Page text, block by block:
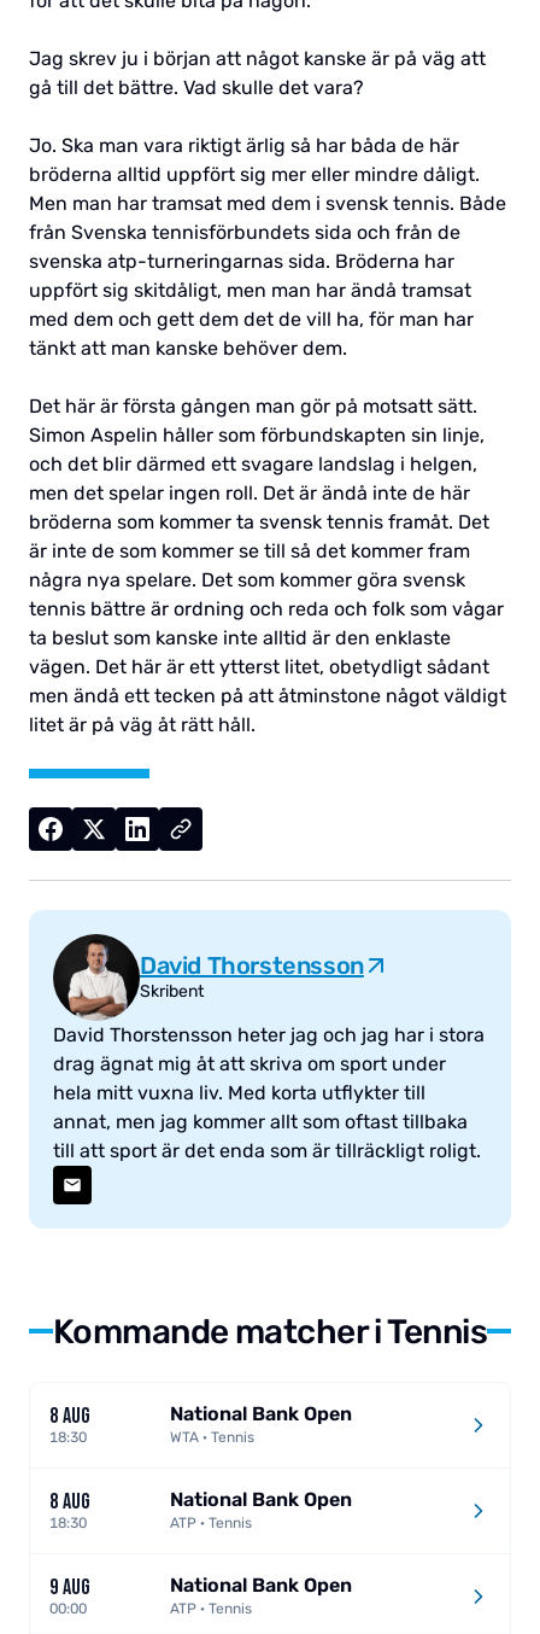
Jag skrev ju i början att något kanske är på väg att
gå till det bättre. Vad skulle det vara?
Jo. Ska man vara riktigt ärlig så har båda de här
bröderna alltid uppfört sig mer eller mindre dåligt.
Men man har tramsat med dem i svensk tennis. Både
från Svenska tennisförbundets sida och från de
svenska atp-turneringarnas sida. Bröderna har
uppfört sig skitdåligt, men man har ändå tramsat
med dem och gett dem det de vill ha, för man har
tänkt att man kanske behöver dem.
Det här är första gången man gör på motsatt sätt.
Simon Aspelin håller som förbundskapten sin linje,
och det blir därmed ett svagare landslag i helgen,
men det spelar ingen roll. Det är ändå inte de här
bröderna som kommer ta svensk tennis framåt. Det
är inte de som kommer se till så det kommer fram
några nya spelare. Det som kommer göra svensk
tennis bättre är ordning och reda och folk som vågar
ta beslut som kanske inte alltid är den enklaste
vägen. Det här är ett ytterst litet, obetydligt sådant
men ändå ett tecken på att åtminstone något väldigt
litet är på väg åt rätt håll.
David Thorstensson
Skribent
David Thorstensson heter jag och jag har i stora
drag ägnat mig åt att skriva om sport under
hela mitt vuxna liv. Med korta utflykter till
annat, men jag kommer allt som oftast tillbaka
till att sport är det enda som är tillräckligt roligt.
Kommande matcher i Tennis
8 AUG
18:30
National Bank Open
WTA · Tennis
8 AUG
18:30
National Bank Open
ATP · Tennis
9 AUG
00:00
National Bank Open
ATP · Tennis